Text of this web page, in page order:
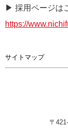
▶ 採用ページは
https://
サイトマップ
〒